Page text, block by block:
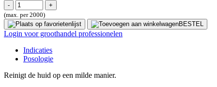
(max. per 2000)
BESTEL
Login voor groothandel professionelen
Indicaties
Posologie
Reinigt de huid op een milde manier.